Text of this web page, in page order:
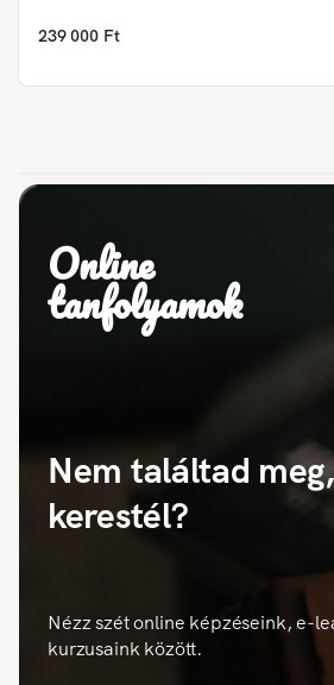
239 000 Ft
Online
tanfolyamok
Nem találtad
kerestél?
Nézz szét online képzéseink, e-
kurzusaink között.